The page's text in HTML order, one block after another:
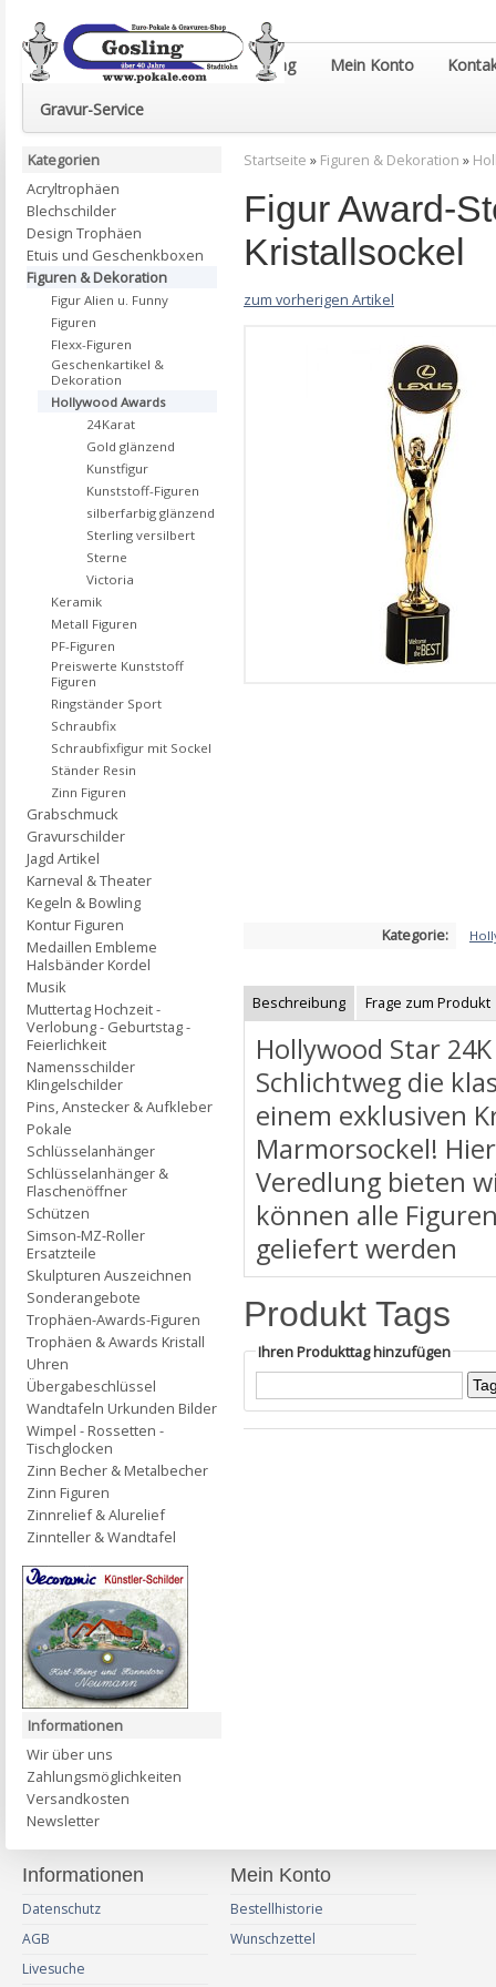
Euro-Pokale & Gravur-Shop Gosling Mein Konto
Gravur-Service
Startseite » Figuren & Dekoration »
Figur Award-
Kristallsockel
zum vorherigen Artikel
Kategorie:
Beschreibung Frage zum Produkt
Hollywood Star
Schlichtweg die
einem exklusiven
Marmorsockel!
Veredlung bieten
können alle
geliefert werden
Produkt Tags
Ihren Produkttag hinzufügen
Kategorien
Acryltrophäen
Blechschilder
Design Trophäen
Etuis und Geschenkboxen
Figuren & Dekoration
Figur Alien u. Funny
Figuren
Flexx-Figuren
Geschenkartikel &
Dekoration
Hollywood Awards
24Karat
Gold glänzend
Kunstfigur
Kunststoff-Figuren
silberfarbig glänzend
Sterling versilbert
Sterne
Victoria
Keramik
Metall Figuren
PF-Figuren
Preiswerte Kunststoff
Figuren
Ringständer Sport
Schraubfix
Schraubfixfigur mit Sockel
Ständer Resin
Zinn Figuren
Grabschmuck
Gravurschilder
Jagd Artikel
Karneval & Theater
Kegeln & Bowling
Kontur Figuren
Medaillen Embleme
Halsbänder Kordel
Musik
Muttertag Hochzeit -
Verlobung - Geburtstag -
Feierlichkeit
Namensschilder
Klingelschilder
Pins, Anstecker & Aufkleber
Pokale
Schlüsselanhänger
Schlüsselanhänger &
Flaschenöffner
Schützen
Simson-MZ-Roller
Ersatzteile
Skulpturen Auszeichnen
Sonderangebote
Trophäen-Awards-Figuren
Trophäen & Awards Kristall
Uhren
Übergabeschlüssel
Wandtafeln Urkunden Bilder
Wimpel - Rossetten -
Tischglocken
Zinn Becher & Metalbecher
Zinn Figuren
Zinnrelief & Alurelief
Zinnteller & Wandtafel
Informationen
Wir über uns
Zahlungsmöglichkeiten
Versandkosten
Newsletter
Informationen
Datenschutz
AGB
Livesuche
Mein Konto
Bestellhistorie
Wunschzettel